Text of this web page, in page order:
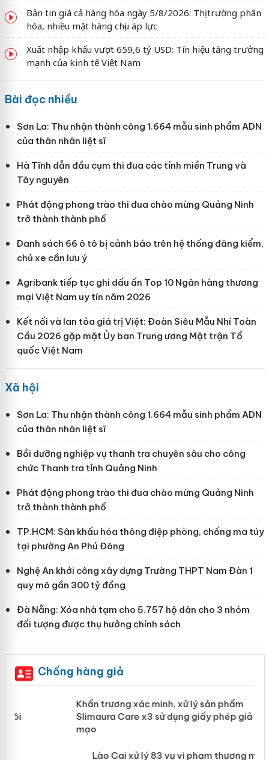
Bản tin giá cả hàng hóa ngày 5/8/2026: Thị trường phân
hóa, nhiều mặt hàng chịu áp lực
Xuất nhập khẩu vượt 659,6 tỷ USD: Tín hiệu tăng trưởng
mạnh của kinh tế Việt Nam
Bài đọc nhiều
Sơn La: Thu nhận thành công 1.664 mẫu sinh phẩm ADN
của thân nhân liệt sĩ
Hà Tĩnh dẫn đầu cụm thi đua các tỉnh miền Trung và
Tây nguyên
Phát động phong trào thi đua chào mừng Quảng Ninh
trở thành thành phố
Danh sách 66 ô tô bị cảnh báo trên hệ thống đăng kiểm,
chủ xe cần lưu ý
Agribank tiếp tục ghi dấu ấn Top 10 Ngân hàng thương
mại Việt Nam uy tín năm 2026
Kết nối và lan tỏa giá trị Việt: Đoàn Siêu Mẫu Nhí Toàn
Cầu 2026 gặp mặt Ủy ban Trung ương Mặt trận Tổ
quốc Việt Nam
Xã hội
Sơn La: Thu nhận thành công 1.664 mẫu sinh phẩm ADN
của thân nhân liệt sĩ
Bồi dưỡng nghiệp vụ thanh tra chuyên sâu cho công
chức Thanh tra tỉnh Quảng Ninh
Phát động phong trào thi đua chào mừng Quảng Ninh
trở thành thành phố
TP.HCM: Sân khấu hóa thông điệp phòng, chống ma túy
tại phường An Phú Đông
Nghệ An khởi công xây dựng Trường THPT Nam Đàn 1
quy mô gần 300 tỷ đồng
Đà Nẵng: Xóa nhà tạm cho 5.757 hộ dân cho 3 nhóm
đối tượng được thụ hưởng chính sách
Chống hàng giả
Khẩn trương xác minh, xử lý sản phẩm
Slimaura Care x3 sử dụng giấy phép
giả mạo